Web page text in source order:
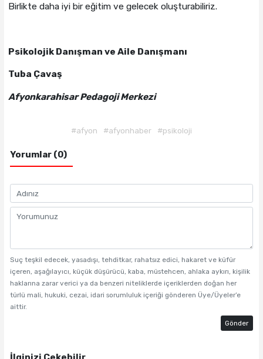
Birlikte daha iyi bir eğitim ve gelecek oluşturabiliriz.
Psikolojik Danışman ve Aile Danışmanı
Tuba Çavaş
Afyonkarahisar Pedagoji Merkezi
#afyon #afyonhaber #psikoloji
Yorumlar (0)
Suç teşkil edecek, yasadışı, tehditkar, rahatsız edici, hakaret ve küfür
içeren, aşağılayıcı, küçük düşürücü, kaba, müstehcen, ahlaka aykırı, kişilik
haklarına zarar verici ya da benzeri niteliklerde içeriklerden doğan her
türlü mali, hukuki, cezai, idari sorumluluk içeriği gönderen Üye/Üyeler’e
aittir.
Gönder